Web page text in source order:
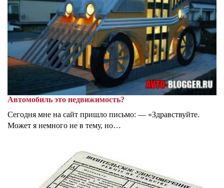
Автомобиль это недвижимость?
Сегодня мне на сайт пришло письмо: — «Здравствуйте.
Может я немного не в тему, но…